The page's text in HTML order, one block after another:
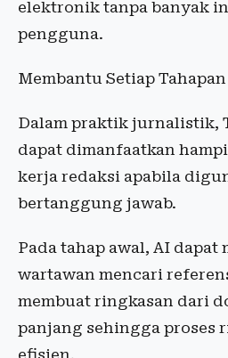
elektronik tanpa banyak
pengguna.
Membantu Setiap
Dalam praktik jurnalistik,
dapat dimanfaatkan
kerja redaksi apabila
bertanggung jawab.
Pada tahap awal, AI dapat
wartawan mencari
membuat ringkasan dari
panjang sehingga proses
efisien.